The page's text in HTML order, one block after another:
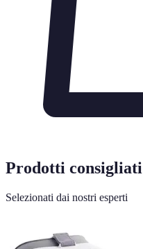
Prodotti consigliati
Selezionati dai nostri esperti